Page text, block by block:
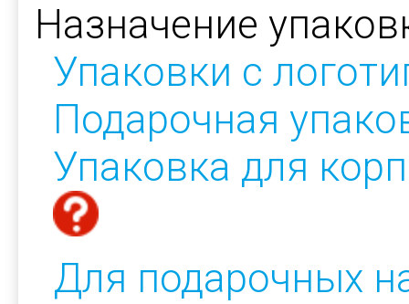
Назначение
Упаковки с
Подарочная
Упаковка для
Для подарочных